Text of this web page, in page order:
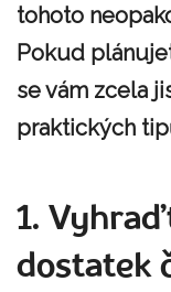
tohoto
Pokud
se vám zcela
praktických
1.
dostatek